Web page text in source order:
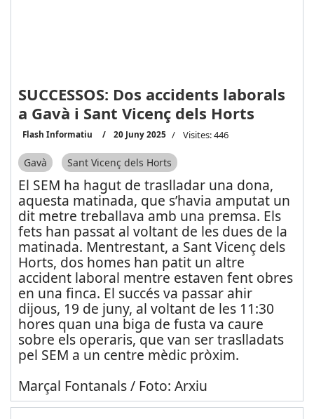
SUCCESSOS: Dos accidents laborals
a Gavà i Sant Vicenç dels Horts
Flash Informatiu 20 Juny 2025 Visites: 446
Gavà Sant Vicenç dels Horts
El SEM ha hagut de traslladar una dona,
aquesta matinada, que s’havia amputat un
dit metre treballava amb una premsa. Els
fets han passat al voltant de les dues de la
matinada. Mentrestant, a Sant Vicenç dels
Horts, dos homes han patit un altre
accident laboral mentre estaven fent obres
en una finca. El succés va passar ahir
dijous, 19 de juny, al voltant de les 11:30
hores quan una biga de fusta va caure
sobre els operaris, que van ser traslladats
pel SEM a un centre mèdic pròxim.
Marçal Fontanals / Foto: Arxiu